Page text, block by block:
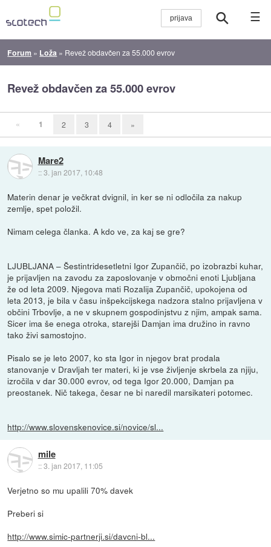
☰
Forum » Loža » Revež obdavčen za 55.000 evrov
Revež obdavčen za 55.000 evrov
« 1 2 3 4 »
Mare2
::3. jan 2017, 10:48
Materin denar je večkrat dvignil, in ker se ni odločila za nakup
zemlje, spet položil.
Nimam celega članka. A kdo ve, za kaj se gre?
LJUBLJANA – Šestintridesetletni Igor Zupančič, po izobrazbi kuhar,
je prijavljen na zavodu za zaposlovanje v območni enoti Ljubljana
že od leta 2009. Njegova mati Rozalija Zupančič, upokojena od
leta 2013, je bila v času inšpekcijskega nadzora stalno prijavljena v
občini Trbovlje, a ne v skupnem gospodinjstvu z njim, ampak sama.
Sicer ima še enega otroka, starejši Damjan ima družino in ravno
tako živi samostojno.
Pisalo se je leto 2007, ko sta Igor in njegov brat prodala
stanovanje v Dravljah ter materi, ki je vse življenje skrbela za njiju,
izročila v dar 30.000 evrov, od tega Igor 20.000, Damjan pa
preostanek. Nič takega, česar ne bi naredil marsikateri potomec.
http://www.slovenskenovice.si/novice/sl...
mile
::3. jan 2017, 11:05
Verjetno so mu upalili 70% davek
Preberi si
http://www.simic-partnerji.si/davcni-bl...